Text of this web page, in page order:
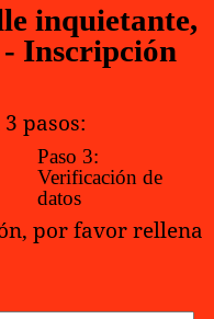
inquietante,
Inscripción
pasos:
Paso 3:
Verificación de
datos
por favor rellena